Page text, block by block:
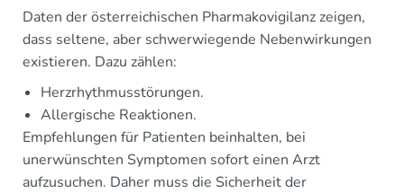
Daten der österreichischen Pharmakovigilanz zeigen,
dass seltene, aber schwerwiegende Nebenwirkungen
existieren. Dazu zählen:
Herzrhythmusstörungen.
Allergische Reaktionen.
Empfehlungen für Patienten beinhalten, bei
unerwünschten Symptomen sofort einen Arzt
aufzusuchen. Daher muss die Sicherheit der